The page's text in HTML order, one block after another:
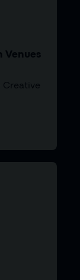
Venues
Creative